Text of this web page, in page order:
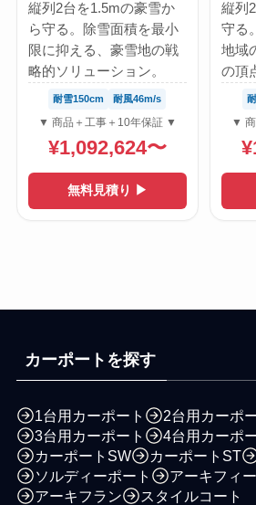
縦列2台を1.5mの豪雪か
ら守る。除雪面積を最小
限に抑える、豪雪地の戦
略的ソリューション。
耐雪150cm 耐風46m/s
▼ 商品＋工事＋10年保証 ▼
¥1,092,624〜
無料見積り ▶
縦列
守る
地域
の頂
▼
カーポートを探す
1台用カーポート
2台用カーポ
3台用カーポート
4台用カーポ
カーポートSW
カーポートST
ソルディーポート
アーキフィ
アーキフラン
スタイルコート